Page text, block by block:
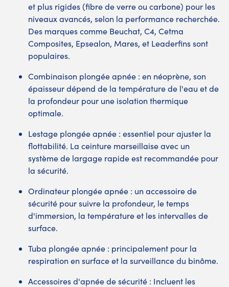
et plus rigides (fibre de verre ou carbone) pour les
niveaux avancés, selon la performance recherchée.
Des marques comme Beuchat, C4, Cetma
Composites, Epsealon, Mares, et Leaderfins sont
populaires.
Combinaison plongée apnée : en néoprène, son
épaisseur dépend de la température de l'eau et de
la profondeur pour une isolation thermique
optimale.
Lestage plongée apnée : essentiel pour ajuster la
flottabilité. La ceinture marseillaise avec un
système de largage rapide est recommandée pour
la sécurité.
Ordinateur plongée apnée : un accessoire de
sécurité pour suivre la profondeur, le temps
d'immersion, la température et les intervalles de
surface.
Tuba plongée apnée : principalement pour la
respiration en surface et la surveillance du binôme.
Accessoires d'apnée de sécurité : Incluent les